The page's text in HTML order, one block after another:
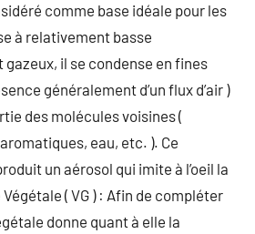
comme base idéale pour les
à relativement basse
gazeux, il se condense en fines
généralement d’un flux d’air )
des molécules voisines (
eau, etc. ). Ce
un aérosol qui imite à l’oeil la
( VG ) : Afin de compléter
donne quant à elle la